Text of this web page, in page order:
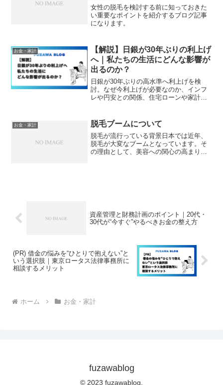
女性の脱毛を検討する前に知っておきた
い重要なポイントを紹介するブログ記事
になります。
お金・家計
【解説】日銀が30年ぶりの利上げ
へ｜私たちの生活にどんな影響が
出るのか？
日銀が30年ぶりの高水準へ利上げを検
討。なぜ今利上げが必要なのか、インフ
レや円安との関係、住宅ローンや家計へ
お金・家計 脱毛ブームについて
脱毛が流行っている背景日本では近年、
脱毛が大変なブームとなっています。そ
の理由として、美容への関心の高まり、
資産管理と財務計画のポイント｜20代・
30代が“今すぐ”やるべきお金の整え方
(PR) 借金の悩みを“ひとりで抱えない”と
いう選択肢｜東京ロータス法律事務所に
相談するメリット
ホーム お金・家計
fuzawablog
© 2023 fuzawablog.